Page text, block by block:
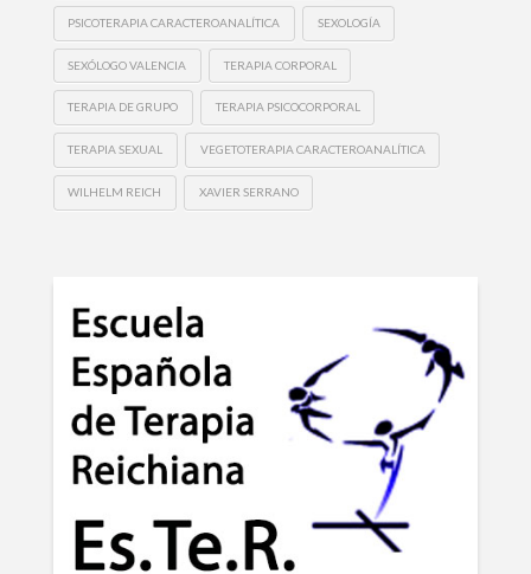
PSICOTERAPIA CARACTEROANALÍTICA SEXOLOGÍA
SEXÓLOGO VALENCIA TERAPIA CORPORAL
TERAPIA DE GRUPO TERAPIA PSICOCORPORAL
TERAPIA SEXUAL VEGETOTERAPIA CARACTEROANALÍTICA
WILHELM REICH XAVIER SERRANO